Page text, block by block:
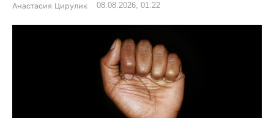
Анастасия Цирулик 08.08.2026, 01:22